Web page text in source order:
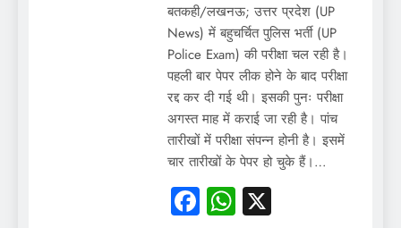
बतकही/लखनऊ; उत्तर प्रदेश (UP
News) में बहुचर्चित पुलिस भर्ती (UP
Police Exam) की परीक्षा चल रही है।
पहली बार पेपर लीक होने के बाद परीक्षा
रद्द कर दी गई थी। इसकी पुनः परीक्षा
अगस्त माह में कराई जा रही है। पांच
तारीखों में परीक्षा संपन्न होनी है। इसमें
चार तारीखों के पेपर हो चुके हैं।…
Facebook
WhatsApp
X